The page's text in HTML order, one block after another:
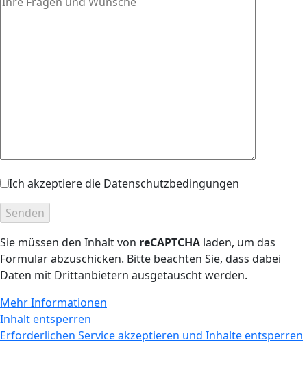
Ich akzeptiere die Datenschutzbedingungen
Sie müssen den Inhalt von reCAPTCHA laden, um das
Formular abzuschicken. Bitte beachten Sie, dass dabei
Daten mit Drittanbietern ausgetauscht werden.
Mehr Informationen
Inhalt entsperren
Erforderlichen Service akzeptieren und Inhalte entsperren